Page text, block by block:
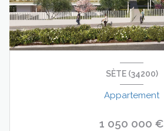
SÈTE (34200)
Appartement
1 050 000 €